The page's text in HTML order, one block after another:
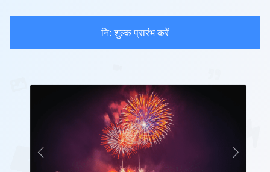
नि: शुल्क प्रारंभ करें